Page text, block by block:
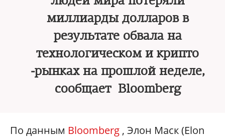
миллиарды долларов в
результате обвала на
технологическом и крипто
‑рынках на прошлой неделе,
сообщает Bloomberg
По данным Bloomberg , Элон Маск (Elon